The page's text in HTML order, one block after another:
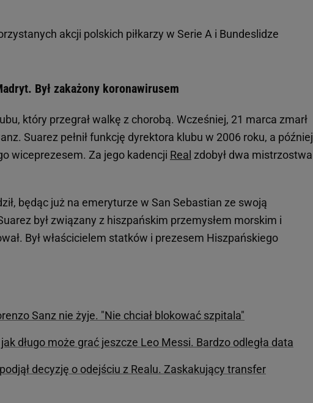
akcji polskich piłkarzy w Serie A i Bundeslidze
Był zakażony koronawirusem
który przegrał walkę z chorobą. Wcześniej, 21 marca zmarł
Suarez pełnił funkcję dyrektora klubu w 2006 roku, a później
wiceprezesem. Za jego kadencji Real zdobył dwa mistrzostwa
będąc już na emeryturze w San Sebastian ze swoją
był związany z hiszpańskim przemysłem morskim i
Był właścicielem statków i prezesem Hiszpańskiego
Sanz nie żyje. "Nie chciał blokować szpitala"
długo może grać jeszcze Leo Messi. Bardzo odległa data
decyzję o odejściu z Realu. Zaskakujący transfer